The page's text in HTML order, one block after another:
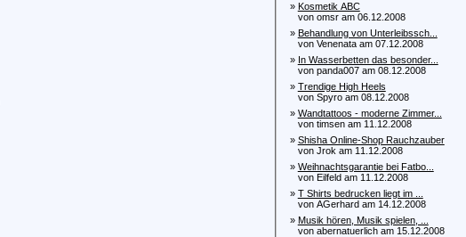
» Kosmetik ABC
von omsr am 06.12.2008
» Behandlung von Unterleibssch...
von Venenata am 07.12.2008
» In Wasserbetten das besonder...
von panda007 am 08.12.2008
» Trendige High Heels
von Spyro am 08.12.2008
» Wandtattoos - moderne Zimmer...
von timsen am 11.12.2008
» Shisha Online-Shop Rauchzauber
von Jrok am 11.12.2008
» Weihnachtsgarantie bei Fatbo...
von Eilfeld am 11.12.2008
» T Shirts bedrucken liegt im ...
von AGerhard am 14.12.2008
» Musik hören, Musik spielen, ...
von abernatuerlich am 15.12.2008